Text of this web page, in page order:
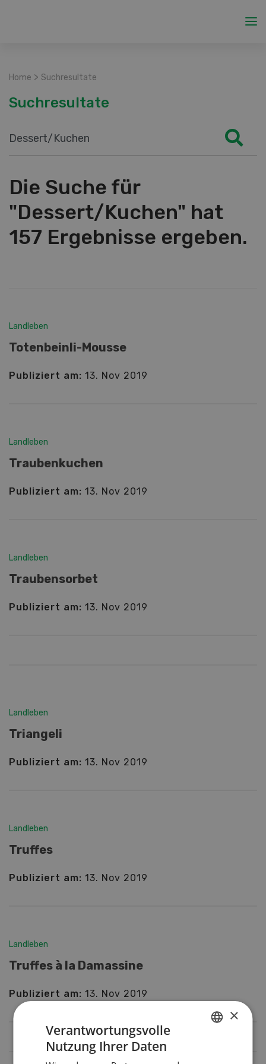
Home > Suchresultate
Suchresultate
Die Suche für
"Dessert/Kuchen" hat
157 Ergebnisse ergeben.
Landleben
Totenbeinli-Mousse
Publiziert am: 13. Nov 2019
Landleben
Traubenkuchen
Publiziert am: 13. Nov 2019
Landleben
Traubensorbet
Publiziert am: 13. Nov 2019
Landleben
Triangeli
Publiziert am: 13. Nov 2019
Landleben
Truffes
Publiziert am: 13. Nov 2019
Landleben
Truffes à la Damassine
Publiziert am: 13. Nov 2019
×
Verantwortungsvolle
Nutzung Ihrer Daten